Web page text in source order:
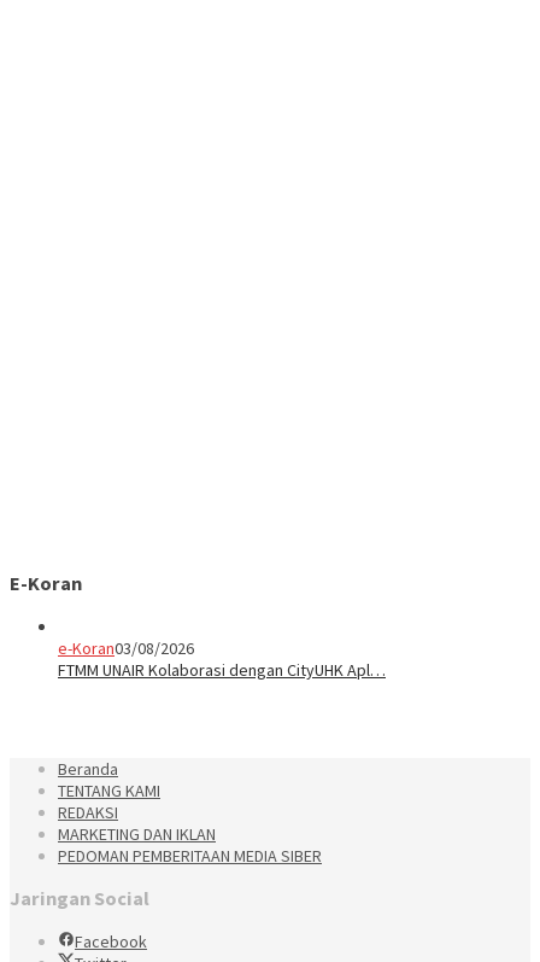
E-Koran
e-Koran03/08/2026
FTMM UNAIR Kolaborasi dengan CityUHK Apl…
Beranda
TENTANG KAMI
REDAKSI
MARKETING DAN IKLAN
PEDOMAN PEMBERITAAN MEDIA SIBER
Jaringan Social
Facebook